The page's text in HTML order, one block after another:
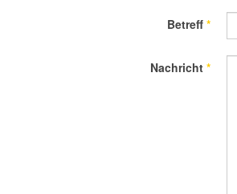
Betreff *
Nachricht *